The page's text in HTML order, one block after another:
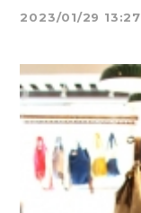
2023/01/29 13:27